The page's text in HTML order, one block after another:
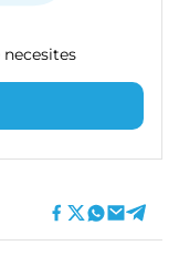
necesites